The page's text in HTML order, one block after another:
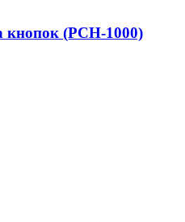
кнопок (PCH-1000)